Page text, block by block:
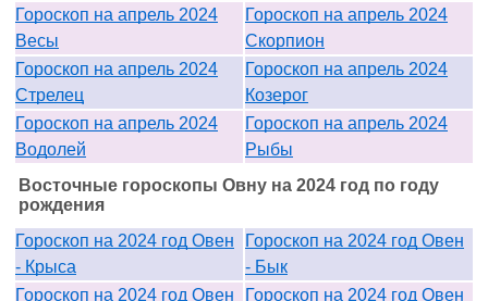
Гороскоп на апрель 2024
Весы
Гороскоп на апрель 2024
Скорпион
Гороскоп на апрель 2024
Стрелец
Гороскоп на апрель 2024
Козерог
Гороскоп на апрель 2024
Водолей
Гороскоп на апрель 2024
Рыбы
Восточные гороскопы Овну на 2024 год по году
рождения
Гороскоп на 2024 год Овен
- Крыса
Гороскоп на 2024 год Овен
- Бык
Гороскоп на 2024 год Овен
Гороскоп на 2024 год Овен